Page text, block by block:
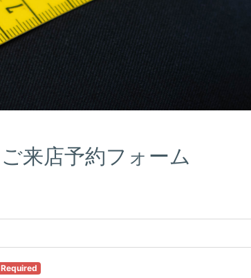
ご来店予約フォーム
Required